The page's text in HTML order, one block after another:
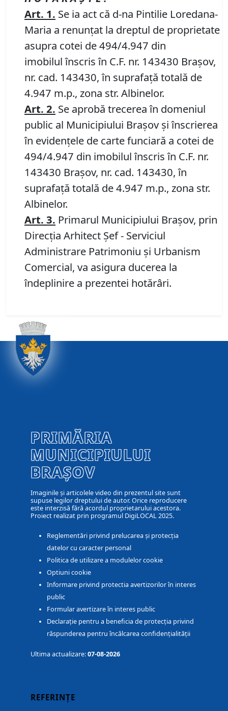
Art. 1. Se ia act că d-na Pintilie Loredana-
Maria a renunțat la dreptul de proprietate
asupra cotei de 494/4.947 din
imobilul înscris în C.F. nr. 143430 Brașov,
nr. cad. 143430, în suprafață totală de
4.947 m.p., zona str. Albinelor.
Art. 2. Se aprobă trecerea în domeniul
public al Municipiului Braşov şi înscrierea
în evidenţele de carte funciară a cotei de
494/4.947 din imobilul înscris în C.F. nr.
143430 Brașov, nr. cad. 143430, în
suprafață totală de 4.947 m.p., zona str.
Albinelor.
Art. 3. Primarul Municipiului Braşov, prin
Direcţia Arhitect Şef - Serviciul
Administrare Patrimoniu şi Urbanism
Comercial, va asigura ducerea la
îndeplinire a prezentei hotărâri.
PRIMĂRIA
MUNICIPIULUI
BRAȘOV
Imaginile și articolele video din prezentul site sunt
supuse legilor dreptului de autor. Orice reproducere
este interzisă fără acordul proprietarului acestora.
Proiect realizat prin programul DigiLOCAL 2025.
Reglementări privind prelucarea și protecția
datelor cu caracter personal
Politica de utilizare a modulelor cookie
Optiuni cookie
Informare privind protectia avertizorilor în interes
public
Formular avertizare în interes public
Declarație pentru a beneficia de protecția privind
răspunderea pentru încălcarea confidențialității
Ultima actualizare:07-08-2026
REFERINȚE